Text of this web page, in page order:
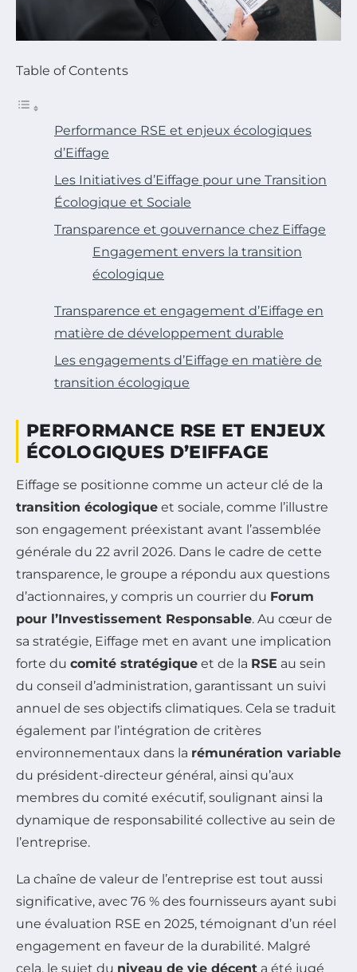
Table of Contents
Performance RSE et enjeux écologiques
d’Eiffage
Les Initiatives d’Eiffage pour une Transition
Écologique et Sociale
Transparence et gouvernance chez Eiffage
Engagement envers la transition
écologique
Transparence et engagement d’Eiffage en
matière de développement durable
Les engagements d’Eiffage en matière de
transition écologique
PERFORMANCE RSE ET ENJEUX
ÉCOLOGIQUES D’EIFFAGE
Eiffage se positionne comme un acteur clé de la
transition écologique et sociale, comme l’illustre
son engagement préexistant avant l’assemblée
générale du 22 avril 2026. Dans le cadre de cette
transparence, le groupe a répondu aux questions
d’actionnaires, y compris un courrier du Forum
pour l’Investissement Responsable. Au cœur de
sa stratégie, Eiffage met en avant une implication
forte du comité stratégique et de la RSE au sein
du conseil d’administration, garantissant un suivi
annuel de ses objectifs climatiques. Cela se traduit
également par l’intégration de critères
environnementaux dans la rémunération variable
du président-directeur général, ainsi qu’aux
membres du comité exécutif, soulignant ainsi la
dynamique de responsabilité collective au sein de
l’entreprise.
La chaîne de valeur de l’entreprise est tout aussi
significative, avec 76 % des fournisseurs ayant subi
une évaluation RSE en 2025, témoignant d’un réel
engagement en faveur de la durabilité. Malgré
cela, le sujet du niveau de vie décent a été jugé